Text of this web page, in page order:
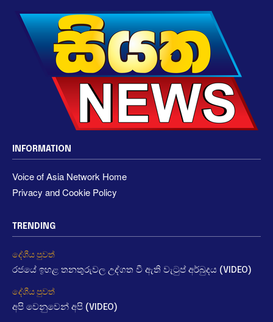
INFORMATION
Voice of Asia Network Home
Privacy and Cookie Policy
TRENDING
දේශීය පුවත්
රජයේ ඉහළ තනතුරුවල උද්ගත වී ඇති වැටුප් අර්බුදය (VIDEO)
දේශීය පුවත්
අපි වෙනුවෙන් අපි (VIDEO)